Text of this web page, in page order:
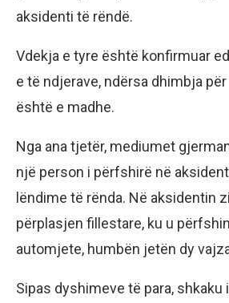
aksidenti të rëndë.
Vdekja e tyre është konfirmuar
e të ndjerave, ndërsa dhimbja
është e madhe.
Nga ana tjetër, mediumet
një person i përfshirë në
lëndime të rënda. Në aksidentin
përplasjen fillestare, ku u
automjete, humbën jetën dy
Sipas dyshimeve të para, shkaku